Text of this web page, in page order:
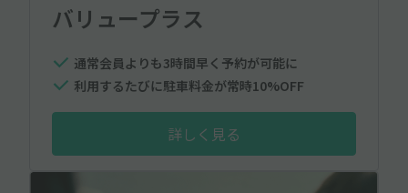
バリュープラス
通常会員よりも3時間早く予約が可能に
利用するたびに駐車料金が常時10%OFF
詳しく見る